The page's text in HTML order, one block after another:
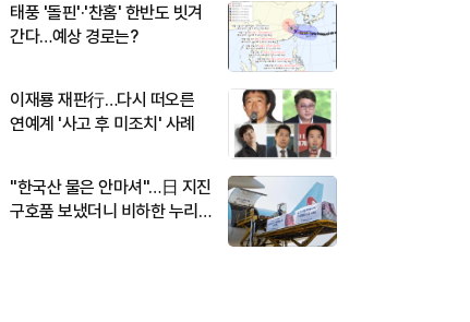
태풍 '돌핀'·'찬홈' 한반도 빗겨
간다…예상 경로는?
이재룡 재판行…다시 떠오른
연예계 '사고 후 미조치' 사례
"한국산 물은 안마셔"…日 지진
구호품 보냈더니 비하한 누리